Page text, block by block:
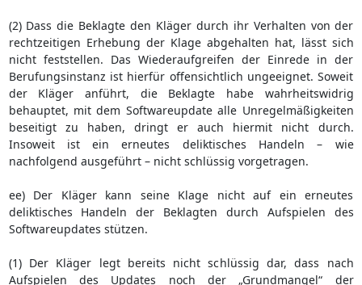
(2) Dass die Beklagte den Kläger durch ihr Verhalten von der
rechtzeitigen Erhebung der Klage abgehalten hat, lässt sich
nicht feststellen. Das Wiederaufgreifen der Einrede in der
Berufungsinstanz ist hierfür offensichtlich ungeeignet. Soweit
der Kläger anführt, die Beklagte habe wahrheitswidrig
behauptet, mit dem Softwareupdate alle Unregelmäßigkeiten
beseitigt zu haben, dringt er auch hiermit nicht durch.
Insoweit ist ein erneutes deliktisches Handeln – wie
nachfolgend ausgeführt – nicht schlüssig vorgetragen.
ee) Der Kläger kann seine Klage nicht auf ein erneutes
deliktisches Handeln der Beklagten durch Aufspielen des
Softwareupdates stützen.
(1) Der Kläger legt bereits nicht schlüssig dar, dass nach
Aufspielen des Updates noch der „Grundmangel“ der